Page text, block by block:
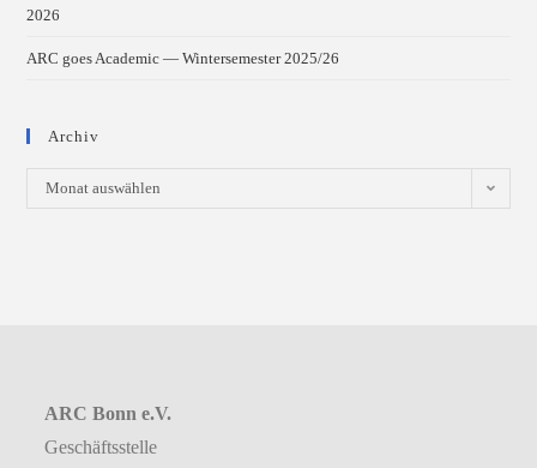
2026
ARC goes Academic — Wintersemester 2025/26
Archiv
Archiv
Monat auswählen
ARC Bonn e.V.
Geschäftsstelle